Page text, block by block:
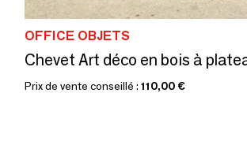
OFFICE OBJETS
Prix de vente conseillé : 110,00 €